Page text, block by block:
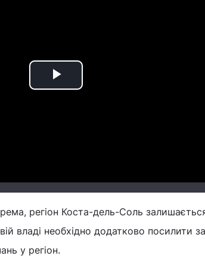
Play
регіон Коста-дель-Соль
владі необхідно додатково посилити
у регіон.